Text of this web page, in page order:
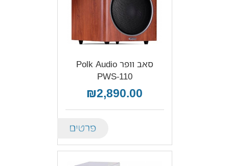
סאב וופר Polk Audio
PWS-110
₪2,890.00